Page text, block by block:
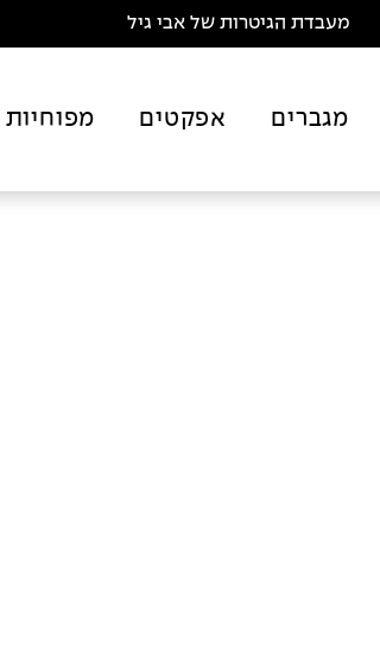
מעבדת הגיטרות של אבי גיל
מגברים אפקטים מפוחיות